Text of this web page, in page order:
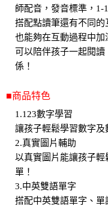
師配音，發音標準，1-
搭配點讀筆還有不同的
也能夠在互動過程中
可以陪伴孩子一起閱
係！
■商品特色
1.123數字學習
讓孩子輕鬆學習數字及
2.真實圖片輔助
以真實圖片能讓孩子
單！
3.中英雙語單字
搭配中英雙語單字、單